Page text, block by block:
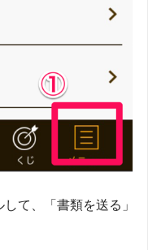
て、「書類を送る」